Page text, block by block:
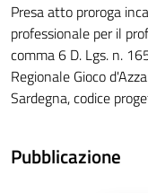
Presa atto proroga
professionale per il
comma 6 D. Lgs. n.
Regionale Gioco
Sardegna, codice
Pubblicazione